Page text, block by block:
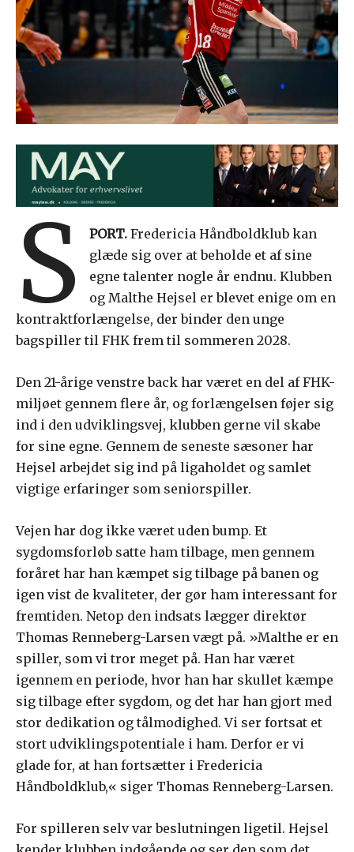
S PORT. Fredericia Håndboldklub kan
glæde sig over at beholde et af sine
egne talenter nogle år endnu. Klubben
og Malthe Hejsel er blevet enige om en
kontraktforlængelse, der binder den unge
bagspiller til FHK frem til sommeren 2028.
Den 21-årige venstre back har været en del af FHK-
miljøet gennem flere år, og forlængelsen føjer sig
ind i den udviklingsvej, klubben gerne vil skabe
for sine egne. Gennem de seneste sæsoner har
Hejsel arbejdet sig ind på ligaholdet og samlet
vigtige erfaringer som seniorspiller.
Vejen har dog ikke været uden bump. Et
sygdomsforløb satte ham tilbage, men gennem
foråret har han kæmpet sig tilbage på banen og
igen vist de kvaliteter, der gør ham interessant for
fremtiden. Netop den indsats lægger direktør
Thomas Renneberg-Larsen vægt på. »Malthe er en
spiller, som vi tror meget på. Han har været
igennem en periode, hvor han har skullet kæmpe
sig tilbage efter sygdom, og det har han gjort med
stor dedikation og tålmodighed. Vi ser fortsat et
stort udviklingspotentiale i ham. Derfor er vi
glade for, at han fortsætter i Fredericia
Håndboldklub,« siger Thomas Renneberg-Larsen.
For spilleren selv var beslutningen ligetil. Hejsel